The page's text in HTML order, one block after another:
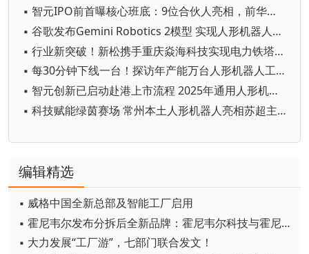
▪ 智元IPO前首曝核心班底：9位合伙人亮相，前华为谷歌腾讯高管集结
▪ 谷歌发布Gemini Robotics 2模型 实现人形机器人全身智能控制突破
▪ 行业新突破！新松携手重庆焱海科技实现电力铁塔塔脚等级焊缝智能焊接
▪ 每30分钟下线一台！探访年产能万台人形机器人工厂
▪ 智元创新已启动赴港上市流程 2025年通用人形机器人出货量超5100台
▪ 科技赋能绿茵赛场 常州本土人形机器人亮相苏超主场
编辑精选
▪ 威格中国全新总部及智能工厂启用
▪ 霍尼韦尔发布分拆后全新品牌：霍尼韦尔科技与霍尼韦尔航空航天
▪ 大力发展“工厂游”，七部门联合发文！